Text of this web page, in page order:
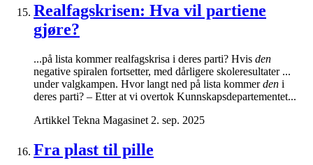
Realfagskrisen: Hva vil partiene
gjøre?
...på lista kommer realfagskrisa i deres parti? Hvis den
negative spiralen fortsetter, med dårligere skoleresultater ...
under valgkampen. Hvor langt ned på lista kommerden i
deres parti? – Etter at vi overtok Kunnskapsdepartementet...
Artikkel Tekna Magasinet 2. sep. 2025
Fra plast til pille